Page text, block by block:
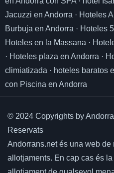
Jacuzzi en Andorra · Hoteles
Burbuja en Andorra · Hoteles
Hoteles en la Massana ·
· Hoteles plaza en Andorra ·
climiatizada · hoteles baratos
con Piscina en Andorra
© 2024 Copyrights by
Reservats
Andorrans.net és una web de
allotjaments. En cap cas és